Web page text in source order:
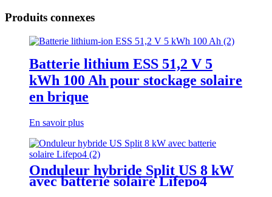
Produits connexes
Batterie lithium ESS 51,2 V 5
kWh 100 Ah pour stockage solaire
en brique
En savoir plus
Onduleur hybride Split US 8 kW
avec batterie solaire Lifepo4